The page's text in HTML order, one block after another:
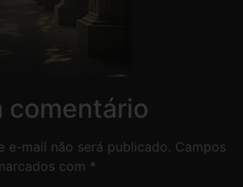
comentário
e-mail não será publicado. Campos
com *